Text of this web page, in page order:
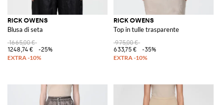
RICK OWENS
Blusa di seta
1665,00 €
1248,74 €
-25%
RICK OWENS
Top in tulle trasparente
975,00 €
633,75 €
-35%